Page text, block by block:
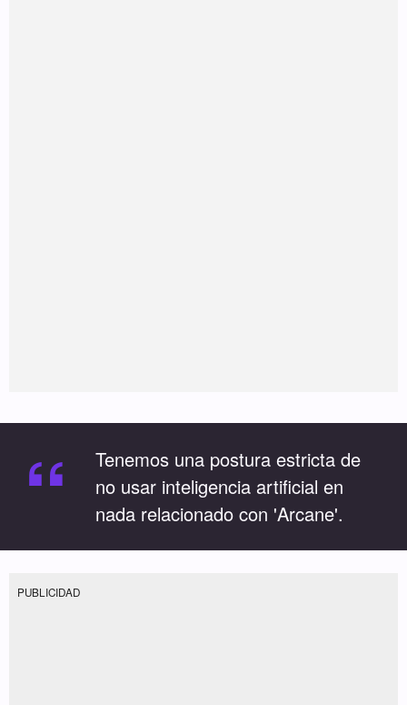
“
Tenemos una postura estricta de
no usar inteligencia artificial en
nada relacionado con 'Arcane'.
PUBLICIDAD